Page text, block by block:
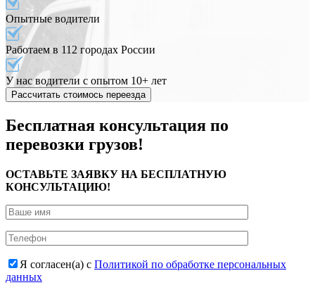
Опытные водители
Работаем в 112 городах России
У нас водители с опытом 10+ лет
Рассчитать стоимось переезда
Бесплатная консультация по
перевозки грузов!
ОСТАВЬТЕ ЗАЯВКУ НА БЕСПЛАТНУЮ
КОНСУЛЬТАЦИЮ!
Я согласен(а) с Политикой по обработке персональных
данных